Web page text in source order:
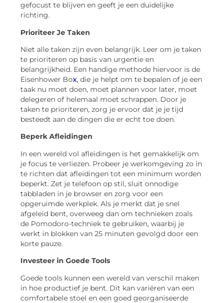
gefocust te blijven en geeft je een duidelijke
richting.
Prioriteer Je Taken
Niet alle taken zijn even belangrijk. Leer om je taken
te prioriteren op basis van urgentie en
belangrijkheid. Een handige methode hiervoor is de
Eisenhower Box, die je helpt om te bepalen of je een
taak nu moet doen, moet plannen voor later, moet
delegeren of helemaal moet schrappen. Door je
taken te prioriteren, zorg je ervoor dat je je tijd
besteedt aan de dingen die er echt toe doen.
Beperk Afleidingen
In een wereld vol afleidingen is het gemakkelijk om
je focus te verliezen. Probeer je werkomgeving zo in
te richten dat afleidingen tot een minimum worden
beperkt. Zet je telefoon op stil, sluit onnodige
tabbladen in je browser en zorg voor een
opgeruimde werkplek. Als je merkt dat je snel
afgeleid bent, overweeg dan om technieken zoals
de Pomodoro-techniek te gebruiken, waarbij je
werkt in blokken van 25 minuten gevolgd door een
korte pauze.
Investeer in Goede Tools
Goede tools kunnen een wereld van verschil maken
in hoe productief je bent. Dit kan variëren van een
comfortabele stoel en een goed georganiseerde